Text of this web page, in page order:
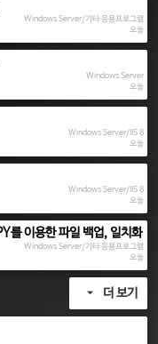
Windows Server/기타 응용프로그램
오늘
Windows Server
오늘
Windows Server/IIS 8
오늘
Windows Server/IIS 8
오늘
이용한 파일 백업, 일치화
Windows Server/기타 응용프로그램
오늘
더 보기